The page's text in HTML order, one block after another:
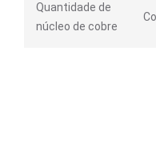
Quantidade de
núcleo de cobre